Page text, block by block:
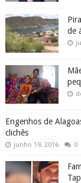
de
Engenhos de
clichês
junho 19, 2016 0